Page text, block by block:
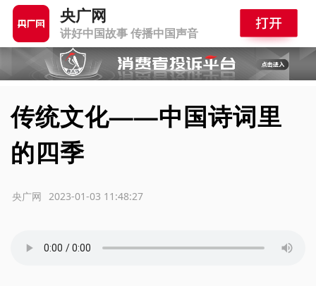
央广网
讲好中国故事 传播中国声音
传统文化——中国诗词里
的四季
2023-01-03 11:48:27
央广网